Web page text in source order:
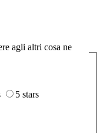
agli altri cosa ne
5 stars